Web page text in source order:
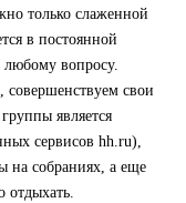
только слаженной
в постоянной
любому вопросу.
свои
является
сервисов hh.ru),
на собраниях, а еще
отдыхать.